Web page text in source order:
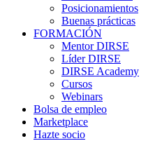
Posicionamientos
Buenas prácticas
FORMACIÓN
Mentor DIRSE
Líder DIRSE
DIRSE Academy
Cursos
Webinars
Bolsa de empleo
Marketplace
Hazte socio